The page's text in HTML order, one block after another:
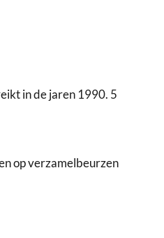
in de jaren 1990. 5
op verzamelbeurzen